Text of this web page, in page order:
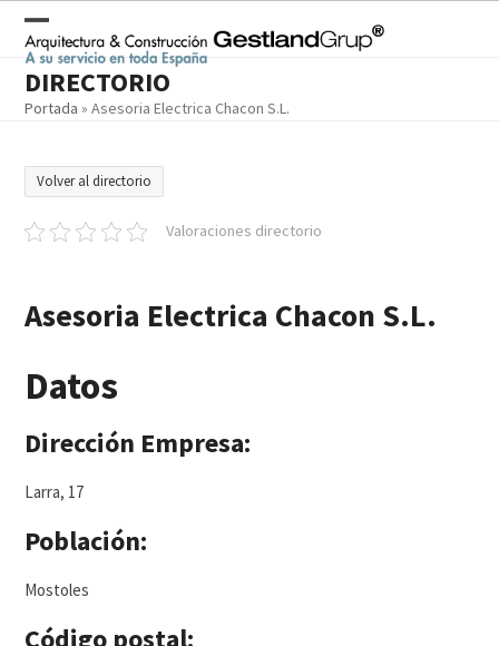
contentOpen
mobile
menu
Close
mobile
menu
DIRECTORIO
Portada »Asesoria Electrica Chacon S.L.
Volver al directorio
Valoraciones directorio
Asesoria Electrica Chacon S.L.
Datos
Dirección Empresa:
Larra, 17
Población:
Mostoles
Código postal: